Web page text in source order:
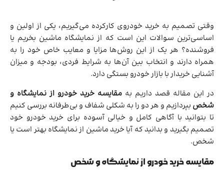
وقتی تصمیم به خرید خودروی کارکرده می‌گیریم، یکی از اولین و
اساسی‌ترین سوالات این است که از نمایشگاه ماشین بخریم یا
فروشنده؟ هر یک از این روش‌ها مزایا و معایب خاص خود را به
همراه دارند و انتخاب بین آن‌ها به شرایط فردی، بودجه و میزان
آشنایی خریدار با بازار خودرو بستگی دارد.
در این مقاله قصد داریم به مقایسه خرید خودرو از نمایشگاه و
شخص بپردازیم و هر دو را به شکلی شفاف و بی‌طرفانه بررسی کنیم
تا بتوانید با آگاهی کامل و خیالی آسوده برای خرید خودرو خود
تصمیم بگیرید و بدانید که آیا خرید ماشین از نمایشگاه بهتر است یا
شخص.
مقایسه خرید خودرو از نمایشگاه و شخص